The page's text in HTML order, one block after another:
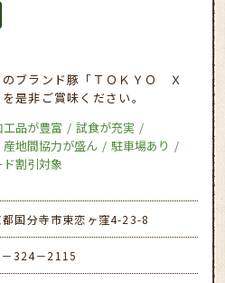
ブランド豚「ＴＯＫＹＯ Ｘ
是非ご賞味ください。
工品が豊富
試食が充実
産地間協力が盛ん
駐車場あり
ド割引対象
都国分寺市東恋ヶ窪4-23-8
324－2115